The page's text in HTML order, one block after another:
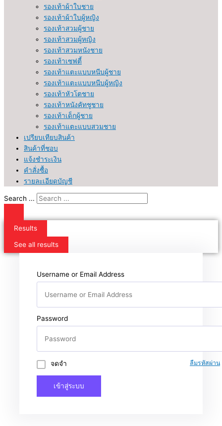
รองเท้าผ้าใบชาย
รองเท้าผ้าใบผู้หญิง
รองเท้าสวมผู้ชาย
รองเท้าสวมผู้หญิง
รองเท้าสวมหนังชาย
รองเท้าเซฟตี้
รองเท้าแตะแบบหนีบผู้ชาย
รองเท้าแตะแบบหนีบผู้หญิง
รองเท้าหัวโตชาย
รองเท้าหนังคัทชูชาย
รองเท้าเด็กผู้ชาย
รองเท้าแตะแบบสวมชาย
เปรียบเทียบสินค้า
สินค้าที่ชอบ
แจ้งชำระเงิน
คำสั่งซื้อ
รายละเอียดบัญชี
Search ...
Results
See all results
Username or Email Address
Password
จดจำ ลืมรหัสผ่าน
เข้าสู่ระบบ